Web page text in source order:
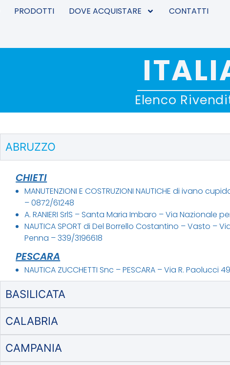
PRODOTTI DOVE ACQUISTARE
CONTATTI
Elenco
ABRUZZO
CHIETI
MANUTENZIONI E COSTRUZIONI NAUTICHE di ivano
– 0872/61248
A. RANIERI SrlS – Santa Maria Imbaro – Via Nazionale
NAUTICA SPORT di Del Borrello Costantino – Vasto –
Penna – 339/3196618
PESCARA
NAUTICA ZUCCHETTI Snc – PESCARA – Via R. Paolucci
BASILICATA
CALABRIA
CAMPANIA